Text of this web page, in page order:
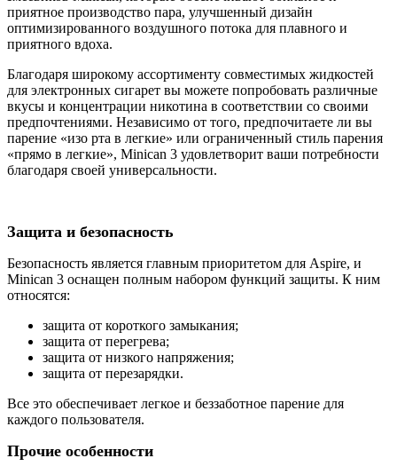
приятное производство пара, улучшенный дизайн
оптимизированного воздушного потока для плавного и
приятного вдоха.
Благодаря широкому ассортименту совместимых жидкостей
для электронных сигарет вы можете попробовать различные
вкусы и концентрации никотина в соответствии со своими
предпочтениями. Независимо от того, предпочитаете ли вы
парение «изо рта в легкие» или ограниченный стиль парения
«прямо в легкие», Minican 3 удовлетворит ваши потребности
благодаря своей универсальности.
Защита и безопасность
Безопасность является главным приоритетом для Aspire, и
Minican 3 оснащен полным набором функций защиты. К ним
относятся:
защита от короткого замыкания;
защита от перегрева;
защита от низкого напряжения;
защита от перезарядки.
Все это обеспечивает легкое и беззаботное парение для
каждого пользователя.
Прочие особенности